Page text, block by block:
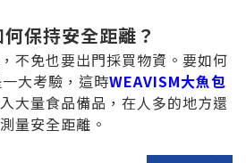
保持安全距離？
不免也要出門採買物資。要如何
大考驗，這時WEAVISM大魚包
大量食品備品，在人多的地方還
量安全距離。
prev next